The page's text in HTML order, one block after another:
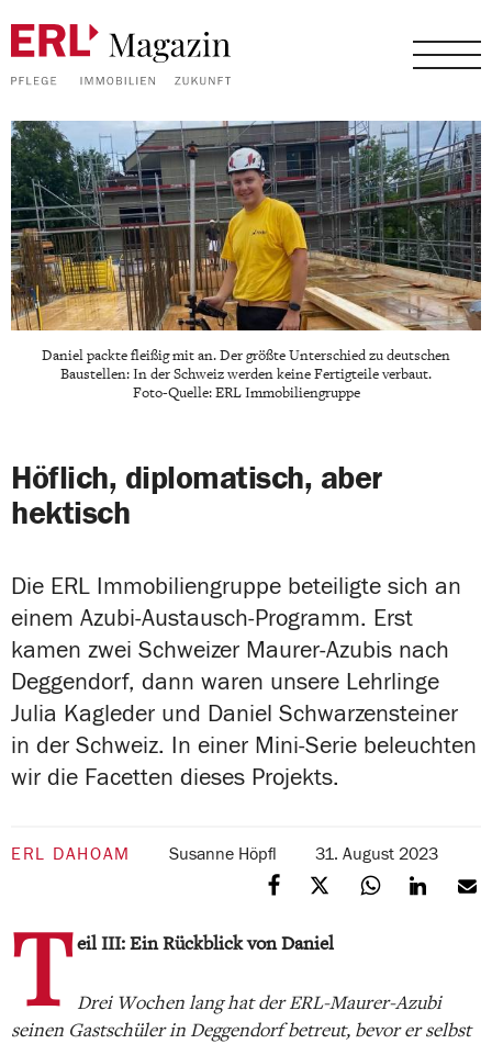
Daniel packte fleißig mit an. Der größte Unterschied zu deutschen
Baustellen: In der Schweiz werden keine Fertigteile verbaut.
Foto-Quelle: ERL Immobiliengruppe
Höflich, diplomatisch, aber
hektisch
Die ERL Immobiliengruppe beteiligte sich an
einem Azubi-Austausch-Programm. Erst
kamen zwei Schweizer Maurer-Azubis nach
Deggendorf, dann waren unsere Lehrlinge
Julia Kagleder und Daniel Schwarzensteiner
in der Schweiz. In einer Mini-Serie beleuchten
wir die Facetten dieses Projekts.
ERL DAHOAM Susanne Höpfl 31. August 2023
T eil III: Ein Rückblick von Daniel
Drei Wochen lang hat der ERL-Maurer-Azubi
seinen Gastschüler in Deggendorf betreut, bevor er selbst